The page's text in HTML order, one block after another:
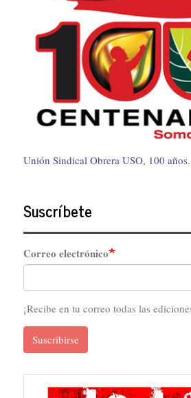
Unión Sindical Obrera USO, 100 años.
Suscríbete
Correo electrónico
¡Recibe en tu correo todas las
Suscribirse